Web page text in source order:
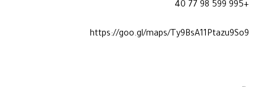
+995 599 98 77 40
https://goo.gl/maps/Ty9BsA11Ptazu9So9